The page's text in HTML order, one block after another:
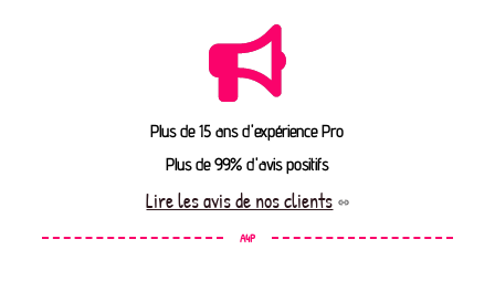
Plus de 15 ans d'expérience Pro
Plus de 99% d'avis positifs
Lire les avis de nos clients
A4P